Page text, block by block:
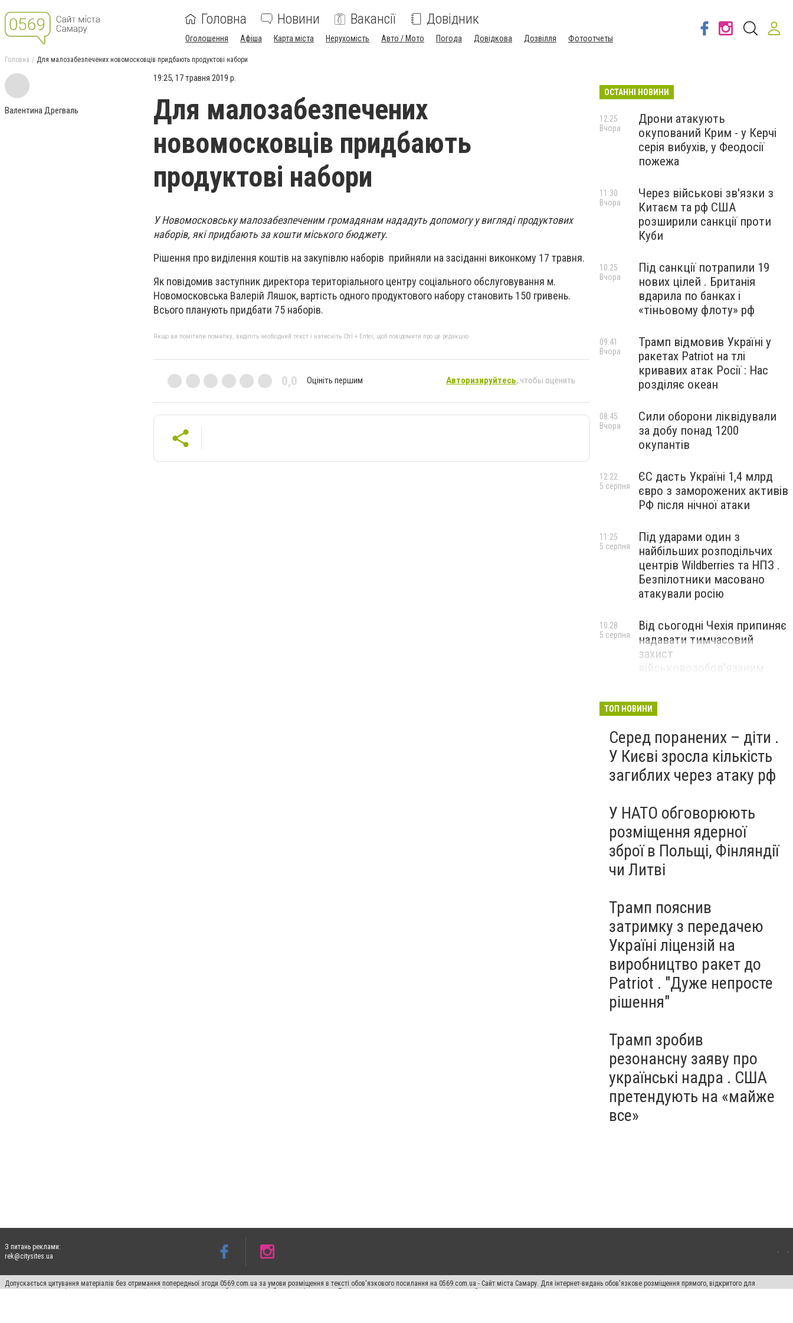
Головна Новини Вакансії Довідник
Оголошення Афіша Карта міста Нерухомість Авто / Мото Погода Довідкова Дозвілля Фотоотчеты
Головна Для малозабезпечених новомосковців придбають продуктові набори
Валентина Дрегваль
19:25, 17 травня 2019 р.
Для малозабезпечених
новомосковців придбають
продуктові набори
У Новомосковську малозабезпеченим громадянам нададуть допомогу у вигляді продуктових
наборів, які придбають за кошти міського бюджету.
Рішення про виділення коштів на закупівлю наборів прийняли на засіданні виконкому 17 травня.
Як повідомив заступник директора територіального центру соціального обслуговування м.
Новомосковська Валерій Ляшок, вартість одного продуктового набору становить 150 гривень.
Всього планують придбати 75 наборів.
Якщо ви помітили помилку, виділіть необхідний текст і натисніть Ctrl + Enter, щоб повідомити про це редакцію
0,0 Оцініть першим Авторизируйтесь, чтобы оценить
ОСТАННІ НОВИНИ
Дрони атакують
окупований Крим - у Керчі
серія вибухів, у Феодосії
пожежа
12:25
Вчора
Через військові зв'язки з
Китаєм та рф США
розширили санкції проти
Куби
11:30
Вчора
Під санкції потрапили 19
нових цілей . Британія
вдарила по банках і
«тіньовому флоту» рф
10:25
Вчора
Трамп відмовив Україні у
ракетах Patriot на тлі
кривавих атак Росії : Нас
розділяє океан
09:41
Вчора
Сили оборони ліквідували
за добу понад 1200
окупантів
08:45
Вчора
ЄС дасть Україні 1,4 млрд
євро з заморожених активів
РФ після нічної атаки
12:22
5 серпня
Під ударами один з
найбільших розподільчих
центрів Wildberries та НПЗ .
Безпілотники масовано
атакували росію
11:25
5 серпня
Від сьогодні Чехія припиняє
надавати тимчасовий
захист
військовозобов’язаним
10:28
5 серпня
ТОП НОВИНИ
Серед поранених – діти .
У Києві зросла кількість
загиблих через атаку рф
У НАТО обговорюють
розміщення ядерної
зброї в Польщі, Фінляндії
чи Литві
Трамп пояснив
затримку з передачею
Україні ліцензій на
виробництво ракет до
Patriot . "Дуже непросте
рішення"
Трамп зробив
резонансну заяву про
українські надра . США
претендують на «майже
все»
З питань реклами:
rek@citysites.ua
Допускається цитування матеріалів без отримання попередньої згоди 0569.com.ua за умови розміщення в тексті обов'язкового посилання на 0569.com.ua - Сайт міста Самару. Для інтернет-видань обов'язкове розміщення прямого, відкритого для
пошукових систем гіперпосилання на цитовані статті не нижче другого абзацу в тексті або в якості джерела. Порушення виняткових прав переслідується Законом.